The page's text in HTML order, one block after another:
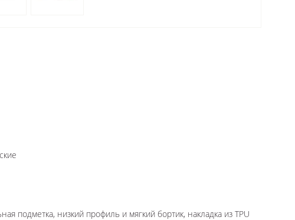
подметка, низкий профиль и мягкий бортик, накладка из TPU